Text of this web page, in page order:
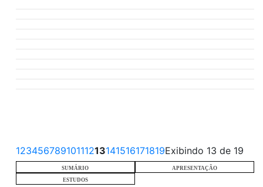
12345678910111213141516171819Exibindo 13 de 19
SUMÁRIO
APRESENTAÇÃO
ESTUDOS